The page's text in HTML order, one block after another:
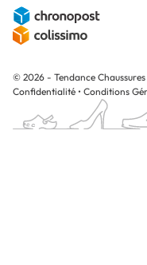
© 2026 - Tendance
Confidentialité • Conditions